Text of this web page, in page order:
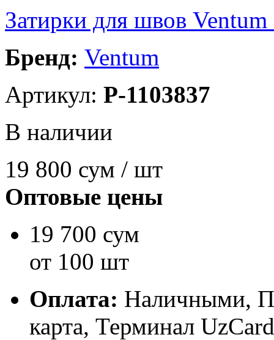
Затирки для швов
Бренд: Ventum
Артикул: P-1103837
В наличии
19 800 сум / шт
Оптовые цены
19 700 сум
от 100 шт
Оплата: Наличными,
карта, Терминал